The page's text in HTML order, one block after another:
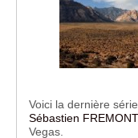
Voici la dernière
Sébastien FREMONT
Vegas.